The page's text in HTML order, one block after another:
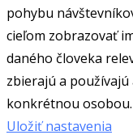
pohybu
cieľom zobrazovať
daného človeka
zbierajú a
konkrétnou osobou.
Uložiť nastavenia